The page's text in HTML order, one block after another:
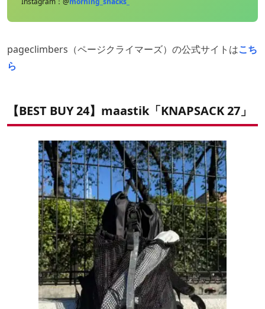
pageclimbers（ページクライマーズ）の公式サイトはこち
ら
【BEST BUY 24】maastik「KNAPSACK 27」